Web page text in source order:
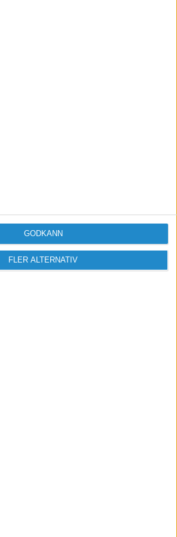
FLER ALTERNATIV
GODKÄNN